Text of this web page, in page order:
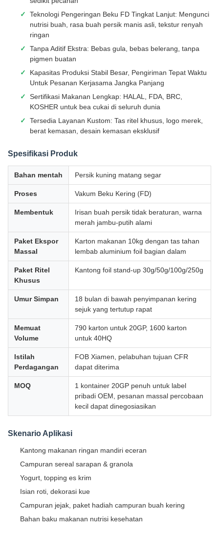
Teknologi Pengeringan Beku FD Tingkat Lanjut: Mengunci
nutrisi buah, rasa buah persik manis asli, tekstur renyah
ringan
Tanpa Aditif Ekstra: Bebas gula, bebas belerang, tanpa
pigmen buatan
Kapasitas Produksi Stabil Besar, Pengiriman Tepat Waktu
Untuk Pesanan Kerjasama Jangka Panjang
Sertifikasi Makanan Lengkap: HALAL, FDA, BRC,
KOSHER untuk bea cukai di seluruh dunia
Tersedia Layanan Kustom: Tas ritel khusus, logo merek,
berat kemasan, desain kemasan eksklusif
Spesifikasi Produk
Bahan mentah Persik kuning matang segar
Proses Vakum Beku Kering (FD)
Membentuk
Irisan buah persik tidak beraturan, warna
merah jambu-putih alami
Paket Ekspor
Massal
Karton makanan 10kg dengan tas tahan
lembab aluminium foil bagian dalam
Paket Ritel
Khusus
Kantong foil stand-up 30g/50g/100g/250g
Umur Simpan
18 bulan di bawah penyimpanan kering
sejuk yang tertutup rapat
Memuat
Volume
790 karton untuk 20GP, 1600 karton
untuk 40HQ
Istilah
Perdagangan
FOB Xiamen, pelabuhan tujuan CFR
dapat diterima
MOQ
1 kontainer 20GP penuh untuk label
pribadi OEM, pesanan massal percobaan
kecil dapat dinegosiasikan
Skenario Aplikasi
Kantong makanan ringan mandiri eceran
Campuran sereal sarapan & granola
Yogurt, topping es krim
Isian roti, dekorasi kue
Campuran jejak, paket hadiah campuran buah kering
Bahan baku makanan nutrisi kesehatan